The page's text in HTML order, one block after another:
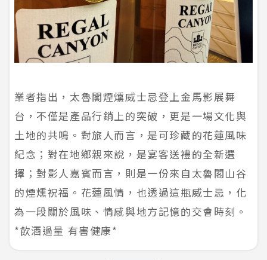
業者指出，太魯閣煙燻威士忌登上金馬影展舞
台，不僅是產品行銷上的突破，更是一場文化與
土地的共鳴。對旅人而言，是可珍藏的花蓮風味
紀念；對在地鄉親來說，是宴客送禮的全新選
擇；對影人嘉賓而言，則是一份來自太魯閣山谷
的煙燻祝福。花蓮風情，也透過這瓶威士忌，化
為一段關於風味、情感與地方記憶的交會時刻。
*飲酒過量 有害健康*